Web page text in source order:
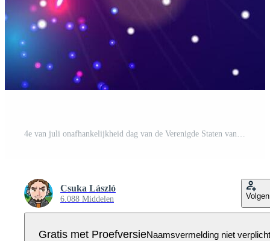
4e van juli onafhankelijkheid dag van de Verenigde Staten van Amerika illustratie met Amerikaans vlag in ster symbool en glimmend vuurwerk Aan nacht lucht achtergrond. vierde van juli nationaal viering ontwerp met typografie Pro Vector
Csuka László
6.088 Middelen Volgen
Gratis met ProefversieNaamsvermelding niet verplicht